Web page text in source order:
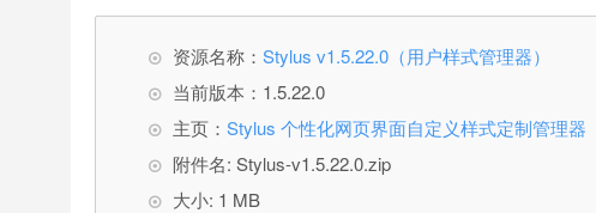
资源名称： Stylus v1.5.22.0（用户样式管理器）
当前版本：1.5.22.0
主页： Stylus 个性化网页界面自定义样式定制管理器
附件名: Stylus-v1.5.22.0.zip
大小: 1 MB